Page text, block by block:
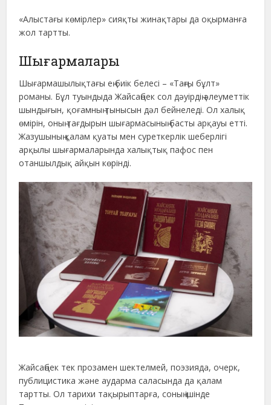
«Алыстағы көмірлер» сияқты жинақтары да оқырманға
жол тартты.
Шығармалары
Шығармашылықтағы ең биік белесі – «Таңғы бұлт»
романы. Бұл туындыда Жайсаңбек сол дәуірдің әлеуметтік
шындығын, қоғамның тынысын дәл бейнеледі. Ол халық
өмірін, оның тағдырын шығармасының басты арқауы етті.
Жазушының қалам қуаты мен суреткерлік шеберлігі
арқылы шығармаларында халықтық пафос пен
отаншылдық айқын көрінді.
Жайсаңбек тек прозамен шектелмей, поэзияда, очерк,
публицистика және аударма саласында да қалам
тартты. Ол тарихи тақырыптарға, соның ішінде